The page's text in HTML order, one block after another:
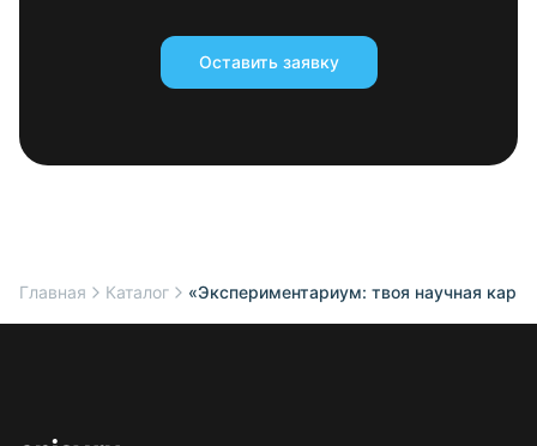
Оставить заявку
Главная Каталог «Экспериментариум: твоя научная